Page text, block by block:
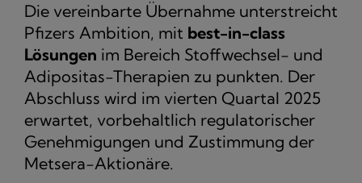
Die vereinbarte Übernahme unterstreicht
Pfizers Ambition, mit best-in-class
Lösungen im Bereich Stoffwechsel- und
Adipositas-Therapien zu punkten. Der
Abschluss wird im vierten Quartal 2025
erwartet, vorbehaltlich regulatorischer
Genehmigungen und Zustimmung der
Metsera-Aktionäre.